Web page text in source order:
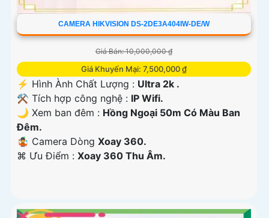
CAMERA HIKVISION DS-2DE3A404IW-DE/W
Giá Bán: 10,000,000 ₫
Giá Khuyến Mại: 7,500,000 ₫
️⚡ Hình Ành Chất Lượng : Ultra 2k .
⚒ Tích hợp công nghệ : IP Wifi.
🌙 Xem ban đêm : Hồng Ngoại 50m Có Màu Ban
Đêm.
🤹 Camera Dòng Xoay 360.
️⌘ Ưu Điểm : Xoay 360 Thu Âm.